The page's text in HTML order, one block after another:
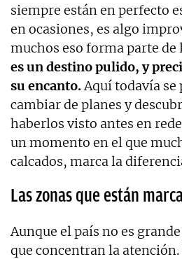
siempre están en perfecto
en ocasiones, es algo
muchos eso forma parte de
es un destino pulido, y
su encanto.Aquí todavía
cambiar de planes y
haberlos visto antes en
un momento en el que
calcados, marca la
Las zonas que están
Aunque el país no es
que concentran la atención.